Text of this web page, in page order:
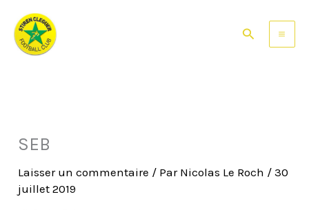
contenu
Rechercher
SEB
Laisser un commentaire / Par Nicolas Le Roch /30
juillet 2019